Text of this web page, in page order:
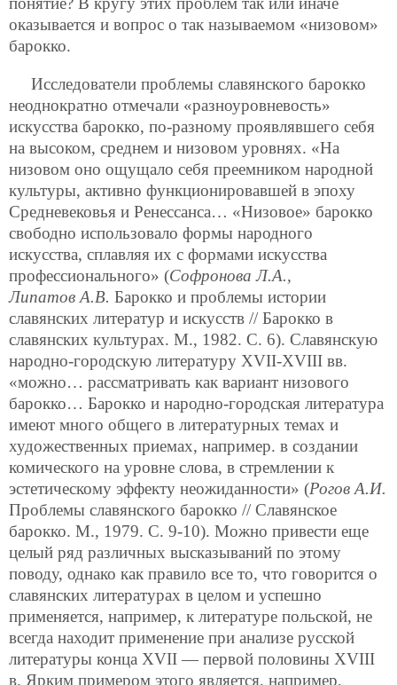
оказывается и вопрос о так называемом «низовом»
барокко.
Исследователи проблемы славянского барокко
неоднократно отмечали «разноуровневость»
искусства барокко, по-разному проявлявшего себя
на высоком, среднем и низовом уровнях. «На
низовом оно ощущало себя преемником народной
культуры, активно функционировавшей в эпоху
Средневековья и Ренессанса… «Низовое» барокко
свободно использовало формы народного
искусства, сплавляя их с формами искусства
профессионального» (Софронова Л.А.,
Липатов А.В. Барокко и проблемы истории
славянских литератур и искусств // Барокко в
славянских культурах. М., 1982. С. 6). Славянскую
народно-городскую литературу XVII-XVIII вв.
«можно… рассматривать как вариант низового
барокко… Барокко и народно-городская литература
имеют много общего в литературных темах и
художественных приемах, например. в создании
комического на уровне слова, в стремлении к
эстетическому эффекту неожиданности» (Рогов А.И.
Проблемы славянского барокко // Славянское
барокко. М., 1979. С. 9-10). Можно привести еще
целый ряд различных высказываний по этому
поводу, однако как правило все то, что говорится о
славянских литературах в целом и успешно
применяется, например, к литературе польской, не
всегда находит применение при анализе русской
литературы конца XVII — первой половины XVIII
в. Ярким примером этого является, например,